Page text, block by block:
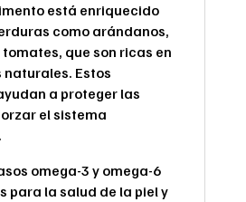
está enriquecido
como arándanos,
que son ricas en
Estos
a proteger las
el sistema
omega-3 y omega-6
para la salud de la piel y